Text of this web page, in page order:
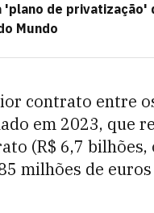
'plano de privatização'
Mundo
contrato entre
em 2023, que
(R$ 6,7 bilhões,
milhões de